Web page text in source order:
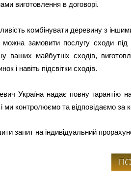
виготовлення в договорі.
комбінувати деревину з
замовити послугу сходи під
ваших майбутніх сходів,
і навіть підсвітки сходів.
Україна надає повну гарантію
ми контролюємо та відповідаємо за
запит на індивідуальний